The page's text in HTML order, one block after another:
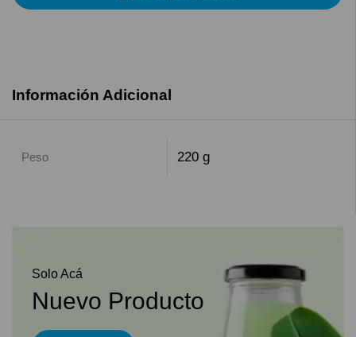
Información Adicional
Peso 220 g
Solo Acá
Nuevo Producto